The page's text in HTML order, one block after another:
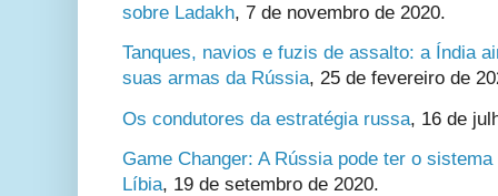
sobre Ladakh, 7 de novembro de 2020.
Tanques, navios e fuzis de assalto: a Índia
suas armas da Rússia, 25 de fevereiro de
Os condutores da estratégia russa, 16 de
Game Changer: A Rússia pode ter o
Líbia, 19 de setembro de 2020.